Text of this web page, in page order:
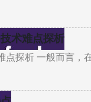
术难点探析
点探析 一般而言